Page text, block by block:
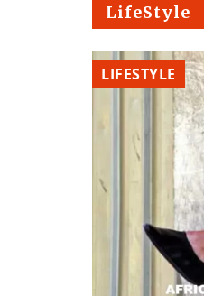
LifeStyle
LIFESTYLE